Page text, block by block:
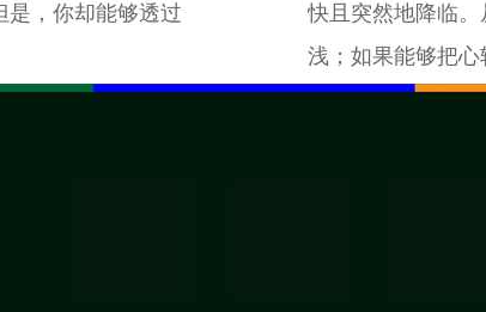
是，你却能够透过
快且突然地降临
浅；如果能够把心